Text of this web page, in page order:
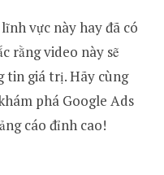
vực này hay đã có
rằng video này sẽ
tin giá trị. Hãy cùng
phá Google Ads
cáo đỉnh cao!